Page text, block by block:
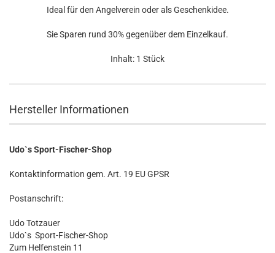
Ideal für den Angelverein oder als Geschenkidee.
Sie Sparen rund 30% gegenüber dem Einzelkauf.
Inhalt: 1 Stück
Hersteller Informationen
Udo`s Sport-Fischer-Shop
Kontaktinformation gem. Art. 19 EU GPSR
Postanschrift:
Udo Totzauer
Udo`s Sport-Fischer-Shop
Zum Helfenstein 11